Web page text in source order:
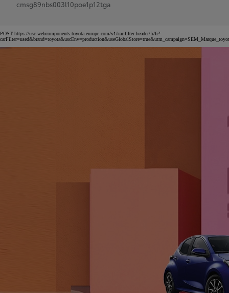
cmsg89nbs003l10poe1p12tga
POST https://usc-webcomponents.toyota-europe.com/v1/car-filter-header/fr/fr?